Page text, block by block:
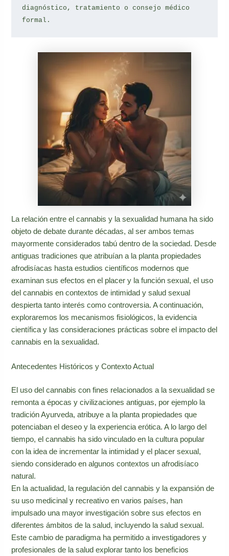
diagnóstico, tratamiento o consejo médico
formal.
La relación entre el cannabis y la sexualidad humana ha sido
objeto de debate durante décadas, al ser ambos temas
mayormente considerados tabú dentro de la sociedad. Desde
antiguas tradiciones que atribuían a la planta propiedades
afrodisíacas hasta estudios científicos modernos que
examinan sus efectos en el placer y la función sexual, el uso
del cannabis en contextos de intimidad y salud sexual
despierta tanto interés como controversia. A continuación,
exploraremos los mecanismos fisiológicos, la evidencia
científica y las consideraciones prácticas sobre el impacto del
cannabis en la sexualidad.
Antecedentes Históricos y Contexto Actual
El uso del cannabis con fines relacionados a la sexualidad se
remonta a épocas y civilizaciones antiguas, por ejemplo la
tradición Ayurveda, atribuye a la planta propiedades que
potenciaban el deseo y la experiencia erótica. A lo largo del
tiempo, el cannabis ha sido vinculado en la cultura popular
con la idea de incrementar la intimidad y el placer sexual,
siendo considerado en algunos contextos un afrodisíaco
natural.
En la actualidad, la regulación del cannabis y la expansión de
su uso medicinal y recreativo en varios países, han
impulsado una mayor investigación sobre sus efectos en
diferentes ámbitos de la salud, incluyendo la salud sexual.
Este cambio de paradigma ha permitido a investigadores y
profesionales de la salud explorar tanto los beneficios